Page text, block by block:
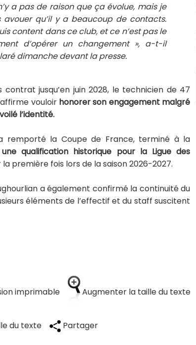
a pas de raison que ça évolue, mais je
avouer qu’il y a beaucoup de contacts.
content dans ce club, et ce n’est pas le
d’opérer un changement », a-t-il
dimanche devant la presse.
contrat jusqu’en juin 2028, le technicien de 47
vouloirhonorer son engagement malgré
l’identité.
remporté la Coupe de France, terminé à la
qualification historique pour la Ligue des
première fois lors de la saison 2026-2027.
a également confirmé la continuité du
éléments de l’effectif et du staff suscitent
imprimable Augmenter la taille du texte
du texte Partager